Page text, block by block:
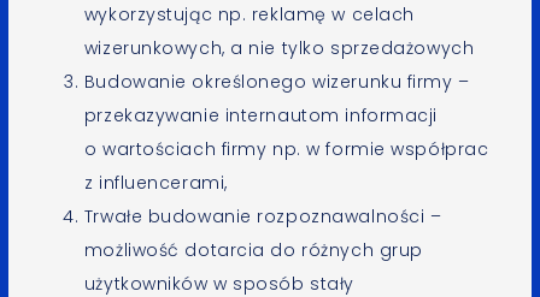
wykorzystując np. reklamę w celach
wizerunkowych, a nie tylko sprzedażowych
Budowanie określonego wizerunku firmy –
przekazywanie internautom informacji
o wartościach firmy np. w formie współprac
z influencerami,
Trwałe budowanie rozpoznawalności –
możliwość dotarcia do różnych grup
użytkowników w sposób stały